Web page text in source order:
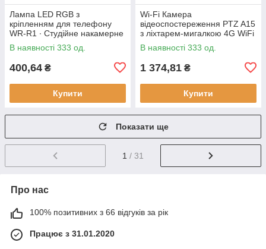
Лампа LED RGB з
кріпленням для телефону
WR-R1 ∙ Студійне накамерне
світло 3000-7000K
В наявності 333 од.
400,64 ₴
Купити
Wi-Fi Камера
відеоспостереження PTZ A15
з ліхтарем-мигалкою 4G WiFi
Вулична відеокамера з
керуванням від телефону,
В наявності 333 од.
1 374,81 ₴
Купити
Показати ще
1 / 31
Про нас
100% позитивних з 66 відгуків за рік
Працює з 31.01.2020